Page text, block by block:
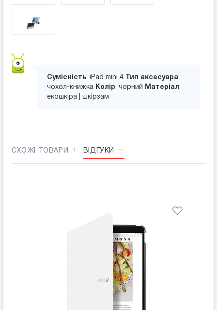
Сумісність: iPad mini 4 Тип аксесуара:
чохол-книжка Колір: чорний Матеріал:
екошкіра | шкірзам
СХОЖІ ТОВАРИ ВІДГУКИ